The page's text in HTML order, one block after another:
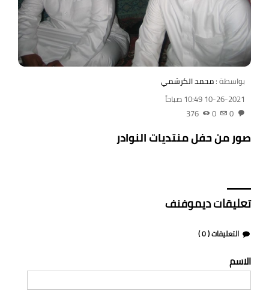
بواسطة :محمد الكرشمي
10-26-2021 10:49 صباحاً
صور من حفل منتديات النوادر
تعليقات ديموفنف
التعليقات (0
)
الاسم